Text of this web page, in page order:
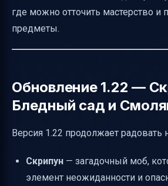
где можно отточить мастерство и
предметы.
Обновление 1.22 —
Бледный сад и
Версия 1.22 продолжает радовать
Скрипун — загадочный моб,
элемент неожиданности и